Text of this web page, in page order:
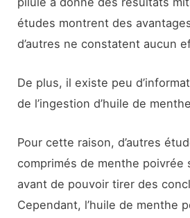
études montrent des
d’autres ne constatent aucun
De plus, il existe peu
de l’ingestion d’huile de
Pour cette raison, d’autres
comprimés de menthe poivrée
avant de pouvoir tirer des
Cependant, l’huile de menthe